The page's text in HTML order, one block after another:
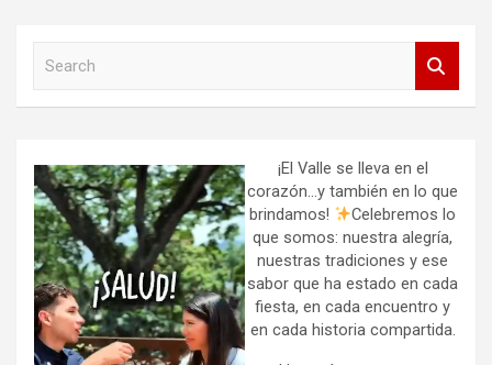
h
¡El Valle se lleva en el
corazón…y también en lo que
brindamos!
Celebremos lo
que somos: nuestra alegría,
nuestras tradiciones y ese
sabor que ha estado en cada
fiesta, en cada encuentro y
en cada historia compartida.